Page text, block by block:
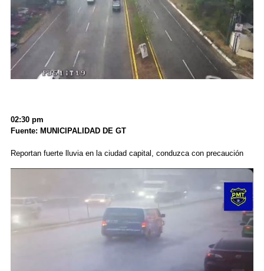
02:30 pm
Fuente: MUNICIPALIDAD DE GT
Reportan fuerte lluvia en la ciudad capital, conduzca con precaución